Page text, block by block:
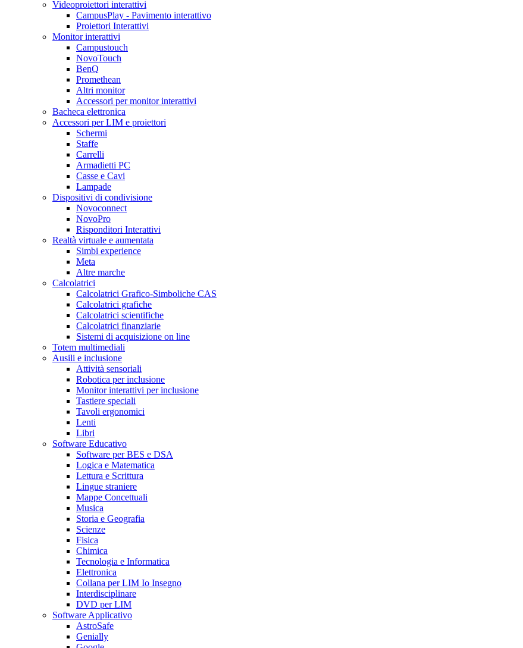
Videoproiettori interattivi
CampusPlay - Pavimento interattivo
Proiettori Interattivi
Monitor interattivi
Campustouch
NovoTouch
BenQ
Promethean
Altri monitor
Accessori per monitor interattivi
Bacheca elettronica
Accessori per LIM e proiettori
Schermi
Staffe
Carrelli
Armadietti PC
Casse e Cavi
Lampade
Dispositivi di condivisione
Novoconnect
NovoPro
Risponditori Interattivi
Realtà virtuale e aumentata
Simbi experience
Meta
Altre marche
Calcolatrici
Calcolatrici Grafico-Simboliche CAS
Calcolatrici grafiche
Calcolatrici scientifiche
Calcolatrici finanziarie
Sistemi di acquisizione on line
Totem multimediali
Ausili e inclusione
Attività sensoriali
Robotica per inclusione
Monitor interattivi per inclusione
Tastiere speciali
Tavoli ergonomici
Lenti
Libri
Software Educativo
Software per BES e DSA
Logica e Matematica
Lettura e Scrittura
Lingue straniere
Mappe Concettuali
Musica
Storia e Geografia
Scienze
Fisica
Chimica
Tecnologia e Informatica
Elettronica
Collana per LIM Io Insegno
Interdisciplinare
DVD per LIM
Software Applicativo
AstroSafe
Genially